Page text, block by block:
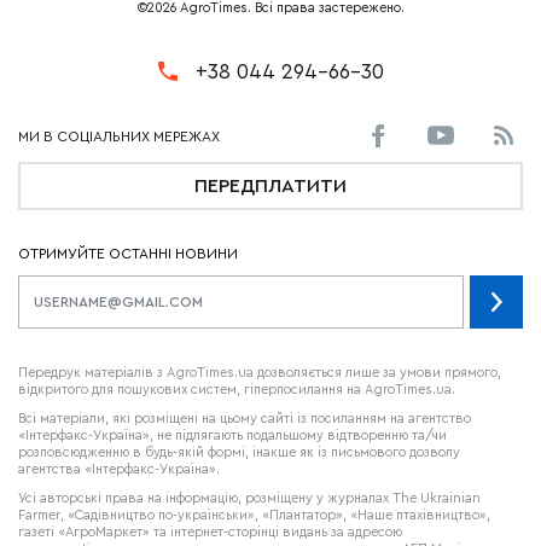
©2026 AgroTimes. Всі права застережено.
+38 044 294-66-30
ПЕРЕДПЛАТИТИ
ОТРИМУЙТЕ ОСТАННІ НОВИНИ
Передрук матеріалів з AgroTimes.ua дозволяється лише за умови прямого,
відкритого для пошукових систем, гіперпосилання на AgroTimes.ua.
Всі матеріали, які розміщені на цьому сайті із посиланням на агентство
«Інтерфакс-Україна», не підлягають подальшому відтворенню та/чи
розповсюдженню в будь-якій формі, інакше як із письмового дозволу
агентства «Інтерфакс-Україна».
Усі авторські права на інформацію, розміщену у журналах The Ukrainian
Farmer , «Садівництво по-українськи», «Плантатор», «Наше птахівництво»,
газеті «АгроМаркет» та інтернет-сторінці видань за адресою